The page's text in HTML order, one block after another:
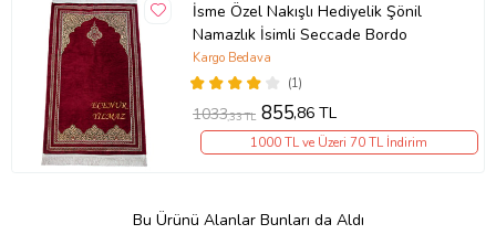
İsme Özel Nakışlı Hediyelik Şönil
Namazlık İsimli Seccade Bordo
(1)
Kargo Bedava
1033,33 TL 855,86 TL
1000 TL ve Üzeri 70 TL İndirim
Bu Ürünü Alanlar Bunları da Aldı